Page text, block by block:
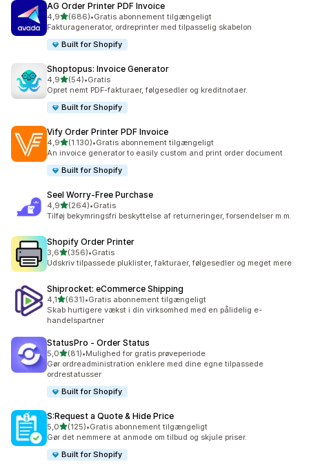
AG Order Printer PDF Invoice
4,9ud af 5 stjerner
(686)
686 anmeldelser i alt
•Gratis abonnement tilgængeligt
Fakturagenerator, ordreprinter med tilpasselig skabelon
Built for Shopify
Shoptopus: Invoice Generator
4,9ud af 5 stjerner
(54)
54 anmeldelser i alt
•Gratis
Opret nemt PDF-fakturaer, følgesedler og kreditnotaer.
Built for Shopify
Vify Order Printer PDF Invoice
4,9ud af 5 stjerner
(1.130)
1130 anmeldelser i alt
•Gratis abonnement tilgængeligt
An invoice generator to easily custom and print order document
Built for Shopify
Seel Worry‑Free Purchase
4,9ud af 5 stjerner
(264)
264 anmeldelser i alt
•Gratis
Tilføj bekymringsfri beskyttelse af returneringer, forsendelser m.m.
Shopify Order Printer
3,6ud af 5 stjerner
(356)
356 anmeldelser i alt
•Gratis
Udskriv tilpassede pluklister, fakturaer, følgesedler og meget mere
Shiprocket: eCommerce Shipping
4,1ud af 5 stjerner
(631)
631 anmeldelser i alt
•Gratis abonnement tilgængeligt
Skab hurtigere vækst i din virksomhed med en pålidelig e-
handelspartner
StatusPro ‑ Order Status
5,0ud af 5 stjerner
(81)
81 anmeldelser i alt
•Mulighed for gratis prøveperiode
Gør ordreadministration enklere med dine egne tilpassede
ordrestatusser
Built for Shopify
S:Request a Quote & Hide Price
5,0ud af 5 stjerner
(125)
125 anmeldelser i alt
•Gratis abonnement tilgængeligt
Gør det nemmere at anmode om tilbud og skjule priser.
Built for Shopify